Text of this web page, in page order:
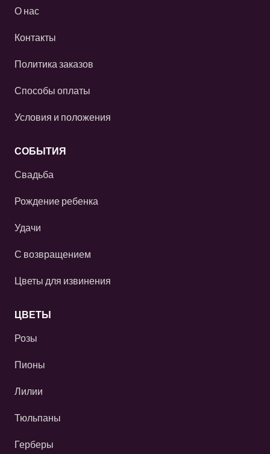
О нас
Контакты
Политика заказов
Способы оплаты
Условия и положения
СОБЫТИЯ
Свадьба
Рождение ребенка
Удачи
С возвращением
Цветы для извинения
ЦВЕТЫ
Розы
Пионы
Лилии
Тюльпаны
Герберы